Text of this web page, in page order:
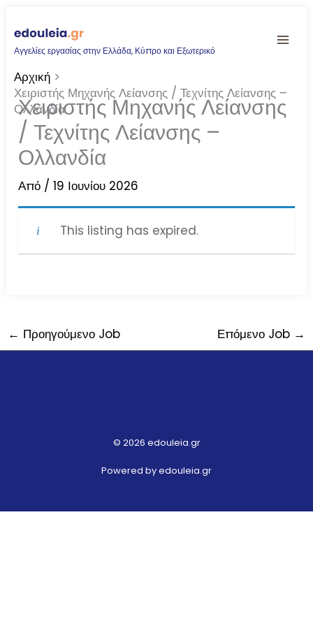
στο
περιεχόμενο
Αγγελίες εργασίας στην Ελλάδα, Κύπρο και Εξωτερικό
Αρχική
Χειριστής Μηχανής Λείανσης / Τεχνίτης Λείανσης –
Ολλανδία
Χειριστής Μηχανής Λείανσης
/ Τεχνίτης Λείανσης –
Ολλανδία
Από /19 Ιουνίου 2026
This listing has expired.
← Προηγούμενο Job Επόμενο Job →
© 2026 edouleia.gr
Powered by edouleia.gr